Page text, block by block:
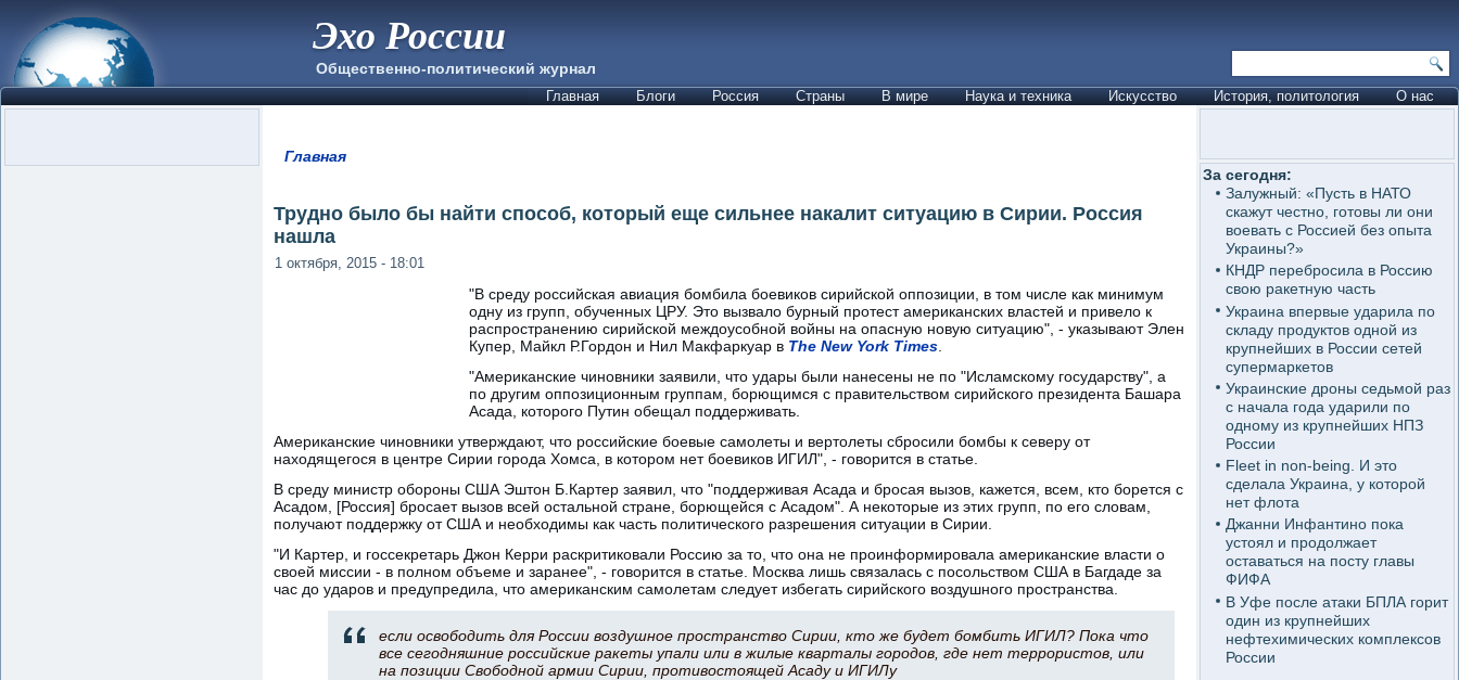
Эхо России
Общественно-политический журнал
Главная Блоги Россия Страны В мире Наука и техника Искусство История, политология О нас
Главная
Трудно было бы найти способ, который еще сильнее накалит ситуацию в Сирии. Россия
нашла
1 октября, 2015 - 18:01
"В среду российская авиация бомбила боевиков сирийской оппозиции, в том числе как минимум
одну из групп, обученных ЦРУ. Это вызвало бурный протест американских властей и привело к
распространению сирийской междоусобной войны на опасную новую ситуацию", - указывают Элен
Купер, Майкл Р.Гордон и Нил Макфаркуар в The New York Times
"Американские чиновники заявили, что удары были нанесены не по "Исламскому государству", а
по другим оппозиционным группам, борющимся с правительством сирийского президента Башара
Асада, которого Путин обещал поддерживать.
Американские чиновники утверждают, что российские боевые самолеты и вертолеты сбросили бомбы к северу от
находящегося в центре Сирии города Хомса, в котором нет боевиков ИГИЛ", - говорится в статье.
В среду министр обороны США Эштон Б.Картер заявил, что "поддерживая Асада и бросая вызов, кажется, всем, кто борется с
Асадом, [Россия] бросает вызов всей остальной стране, борющейся с Асадом". А некоторые из этих групп, по его словам,
получают поддержку от США и необходимы как часть политического разрешения ситуации в Сирии.
"И Картер, и госсекретарь Джон Керри раскритиковали Россию за то, что она не проинформировала американские власти о
своей миссии - в полном объеме и заранее", - говорится в статье. Москва лишь связалась с посольством США в Багдаде за
час до ударов и предупредила, что американским самолетам следует избегать сирийского воздушного пространства.
если освободить для России воздушное пространство Сирии, кто же будет бомбить ИГИЛ? Пока что
все сегодняшние российские ракеты упали или в жилые кварталы городов, где нет террористов, или
на позиции Свободной армии Сирии, противостоящей Асаду и ИГИЛу
За сегодня:
Залужный: «Пусть в НАТО
скажут честно, готовы ли они
воевать с Россией без опыта
Украины?»
КНДР перебросила в Россию
свою ракетную часть
Украина впервые ударила по
складу продуктов одной из
крупнейших в России сетей
супермаркетов
Украинские дроны седьмой раз
с начала года ударили по
одному из крупнейших НПЗ
России
Fleet in non-being. И это
сделала Украина, у которой
нет флота
Джанни Инфантино пока
устоял и продолжает
оставаться на посту главы
ФИФА
В Уфе после атаки БПЛА горит
один из крупнейших
нефтехимических комплексов
России